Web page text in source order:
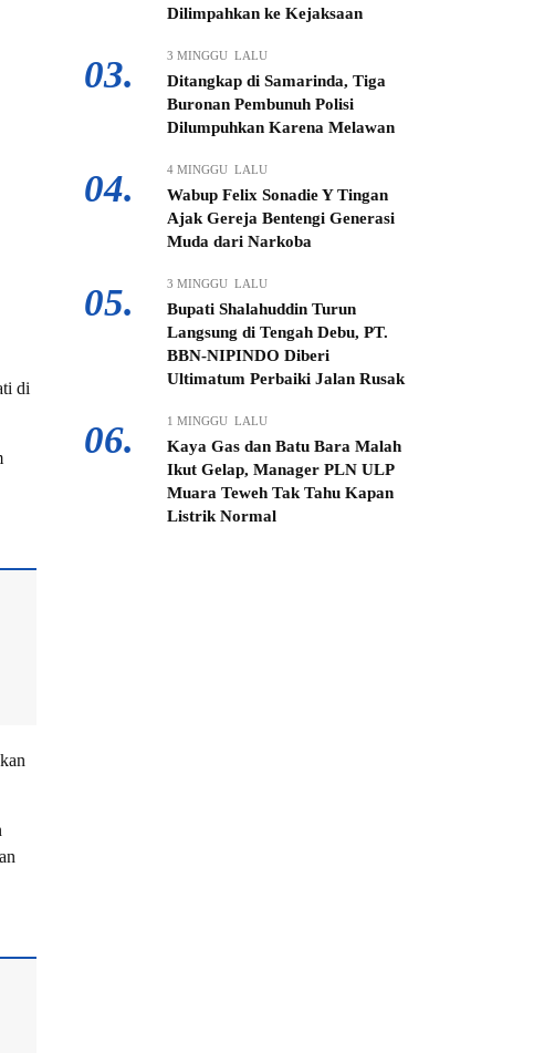
di
Dilimpahkan ke Kejaksaan
03. 3 MINGGU LALU
Ditangkap di Samarinda, Tiga
Buronan Pembunuh Polisi
Dilumpuhkan Karena Melawan
04. 4 MINGGU LALU
Wabup Felix Sonadie Y Tingan
Ajak Gereja Bentengi Generasi
Muda dari Narkoba
05. 3 MINGGU LALU
Bupati Shalahuddin Turun
Langsung di Tengah Debu, PT.
BBN-NIPINDO Diberi
Ultimatum Perbaiki Jalan Rusak
06. 1 MINGGU LALU
Kaya Gas dan Batu Bara Malah
Ikut Gelap, Manager PLN ULP
Muara Teweh Tak Tahu Kapan
Listrik Normal